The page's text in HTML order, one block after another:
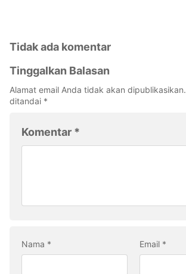
Tidak ada komentar
Tinggalkan Balasan
Alamat email Anda tidak akan dipublikasikan.
ditandai *
Komentar *
Nama * Email *